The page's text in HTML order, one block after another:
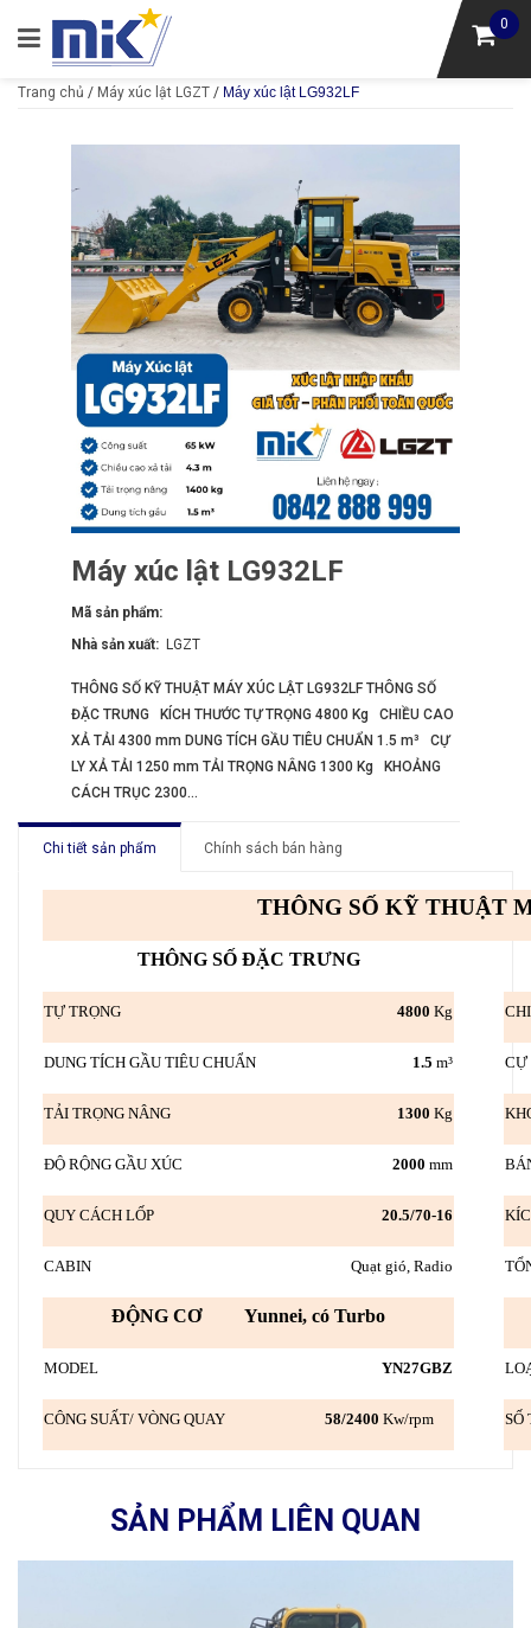
0
Trang chủ / Máy xúc lật LGZT / Máy xúc lật LG932LF
Máy xúc lật LG932LF
Mã sản phẩm:
Nhà sản xuất: LGZT
THÔNG SỐ KỸ THUẬT MÁY XÚC LẬT LG932LF THÔNG SỐ
ĐẶC TRƯNG KÍCH THƯỚC TỰ TRỌNG 4800 Kg CHIỀU CAO
XẢ TẢI 4300 mm DUNG TÍCH GẦU TIÊU CHUẨN 1.5 m³ CỰ
LY XẢ TẢI 1250 mm TẢI TRỌNG NÂNG 1300 Kg KHOẢNG
CÁCH TRỤC 2300...
Chi tiết sản phẩm Chính sách bán hàng
THÔNG SỐ KỸ THUẬT
THÔNG SỐ ĐẶC TRƯNG
TỰ TRỌNG 4800 Kg
DUNG TÍCH GẦU TIÊU CHUẨN 1.5 m³ CỰ
TẢI TRỌNG NÂNG 1300 Kg
ĐỘ RỘNG GẦU XÚC 2000 mm
QUY CÁCH LỐP 20.5/70-16
CABIN Quạt gió, Radio
ĐỘNG CƠ Yunnei, có Turbo
MODEL YN27GBZ
CÔNG SUẤT/ VÒNG QUAY 58/2400 Kw/rpm SỐ
SẢN PHẨM LIÊN QUAN